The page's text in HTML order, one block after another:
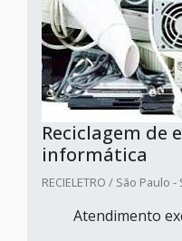
Reciclagem de
informática
RECIELETRO / São Paulo -
Atendimento